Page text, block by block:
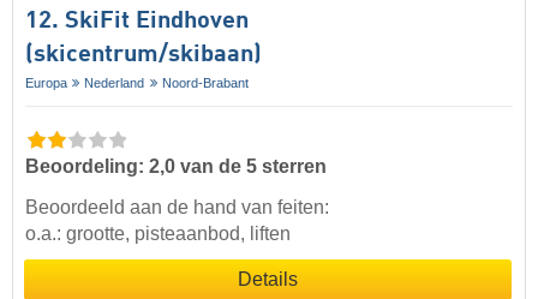
12. SkiFit Eindhoven
(skicentrum/skibaan)
Europa Nederland Noord-Brabant
Beoordeling: 2,0 van de 5 sterren
Beoordeeld aan de hand van feiten:
o.a.: grootte, pisteaanbod, liften
Details